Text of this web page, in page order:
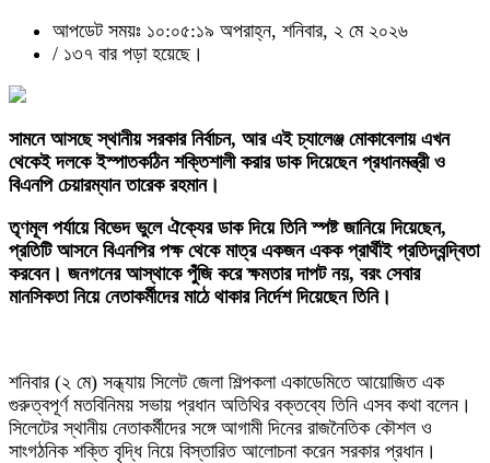
আপডেট সময়ঃ ১০:০৫:১৯ অপরাহ্ন, শনিবার, ২ মে ২০২৬
/ ১৩৭ বার পড়া হয়েছে।
সামনে আসছে স্থানীয় সরকার নির্বাচন, আর এই চ্যালেঞ্জ মোকাবেলায় এখন
থেকেই দলকে ইস্পাতকঠিন শক্তিশালী করার ডাক দিয়েছেন প্রধানমন্ত্রী ও
বিএনপি চেয়ারম্যান তারেক রহমান।
তৃণমূল পর্যায়ে বিভেদ ভুলে ঐক্যের ডাক দিয়ে তিনি স্পষ্ট জানিয়ে দিয়েছেন,
প্রতিটি আসনে বিএনপির পক্ষ থেকে মাত্র একজন একক প্রার্থীই প্রতিদ্বন্দ্বিতা
করবেন। জনগনের আস্থাকে পুঁজি করে ক্ষমতার দাপট নয়, বরং সেবার
মানসিকতা নিয়ে নেতাকর্মীদের মাঠে থাকার নির্দেশ দিয়েছেন তিনি।
শনিবার (২ মে) সন্ধ্যায় সিলেট জেলা শিল্পকলা একাডেমিতে আয়োজিত এক
গুরুত্বপূর্ণ মতবিনিময় সভায় প্রধান অতিথির বক্তব্যে তিনি এসব কথা বলেন।
সিলেটের স্থানীয় নেতাকর্মীদের সঙ্গে আগামী দিনের রাজনৈতিক কৌশল ও
সাংগঠনিক শক্তি বৃদ্ধি নিয়ে বিস্তারিত আলোচনা করেন সরকার প্রধান।